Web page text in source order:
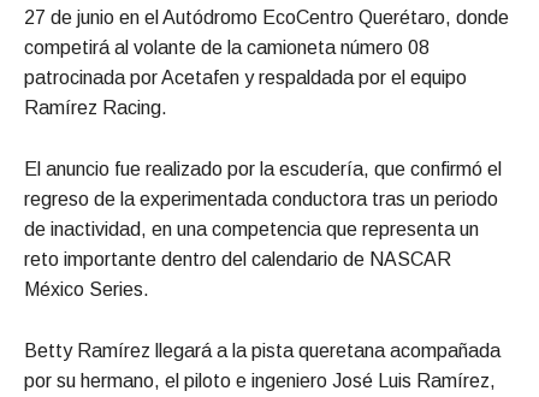
27 de junio en el Autódromo EcoCentro Querétaro, donde
competirá al volante de la camioneta número 08
patrocinada por Acetafen y respaldada por el equipo
Ramírez Racing.
El anuncio fue realizado por la escudería, que confirmó el
regreso de la experimentada conductora tras un periodo
de inactividad, en una competencia que representa un
reto importante dentro del calendario de NASCAR
México Series.
Betty Ramírez llegará a la pista queretana acompañada
por su hermano, el piloto e ingeniero José Luis Ramírez,